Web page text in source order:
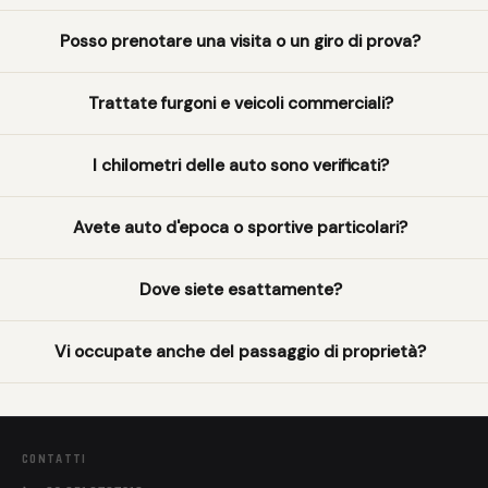
Posso prenotare una visita o un giro di prova?
Trattate furgoni e veicoli commerciali?
I chilometri delle auto sono verificati?
Avete auto d'epoca o sportive particolari?
Dove siete esattamente?
Vi occupate anche del passaggio di proprietà?
CONTATTI